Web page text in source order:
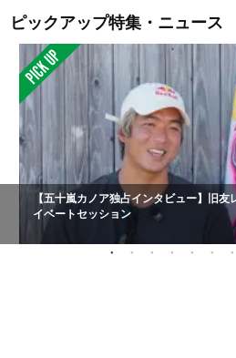
ピックアップ特集・ニュース
【五十嵐カノア独占インタビュー】旧
イベートセッション